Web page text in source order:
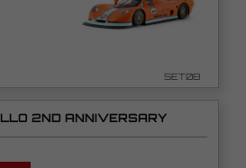
SET08
2ND ANNIVERSARY